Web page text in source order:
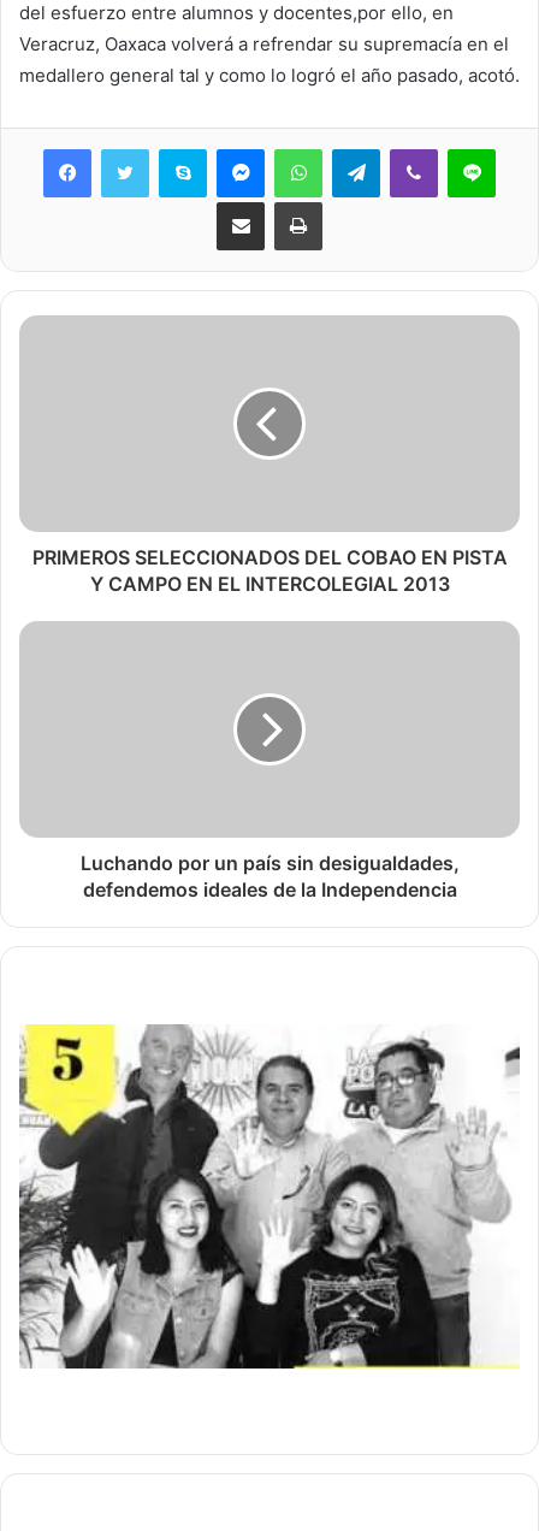
del esfuerzo entre alumnos y docentes,por ello, en
Veracruz, Oaxaca volverá a refrendar su supremacía en el
medallero general tal y como lo logró el año pasado, acotó.
Skype MessengerWhatsAppTelegramViber Line
Share via Email Print
PRIMEROS SELECCIONADOS DEL COBAO EN PISTA
Y CAMPO EN EL INTERCOLEGIAL 2013
Luchando por un país sin desigualdades,
defendemos ideales de la Independencia